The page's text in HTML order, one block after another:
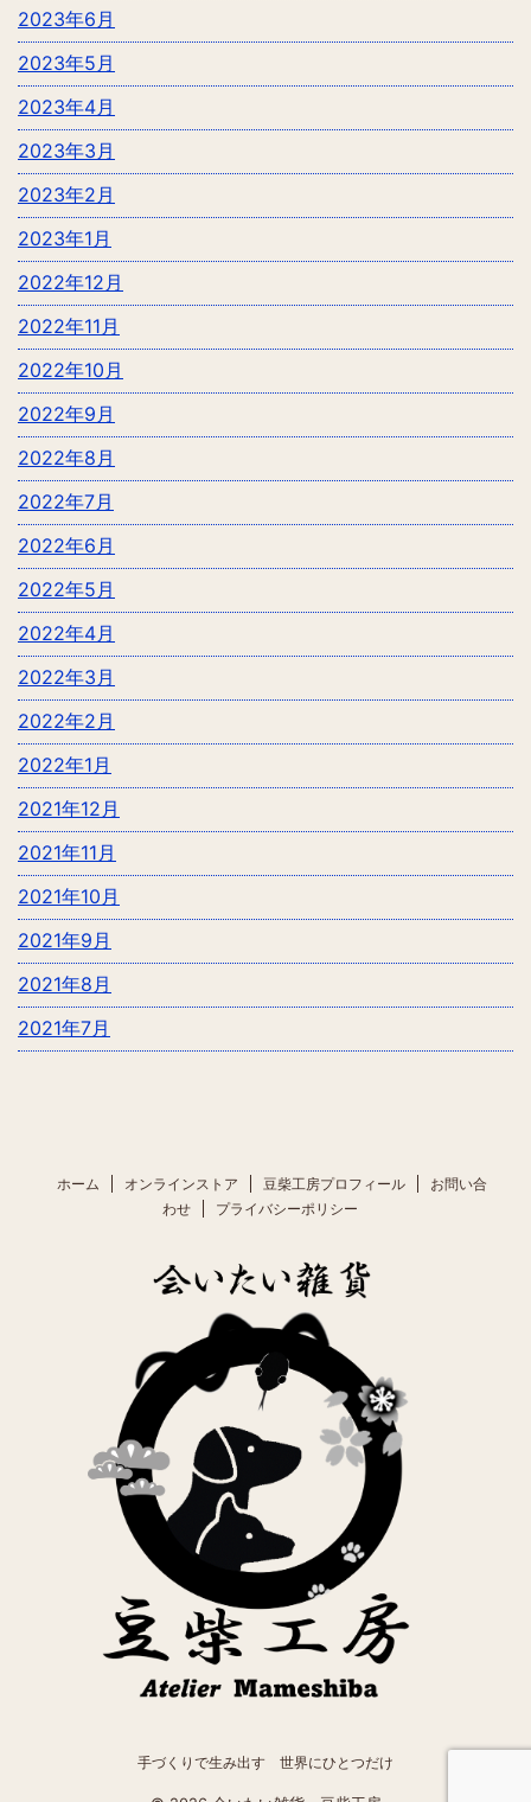
2023年6月
2023年5月
2023年4月
2023年3月
2023年2月
2023年1月
2022年12月
2022年11月
2022年10月
2022年9月
2022年8月
2022年7月
2022年6月
2022年5月
2022年4月
2022年3月
2022年2月
2022年1月
2021年12月
2021年11月
2021年10月
2021年9月
2021年8月
2021年7月
ホーム オンラインストア 豆柴工房プロフィール
お問い合
わせ
プライバシーポリシー
手づくりで生み出す 世界にひとつだけ